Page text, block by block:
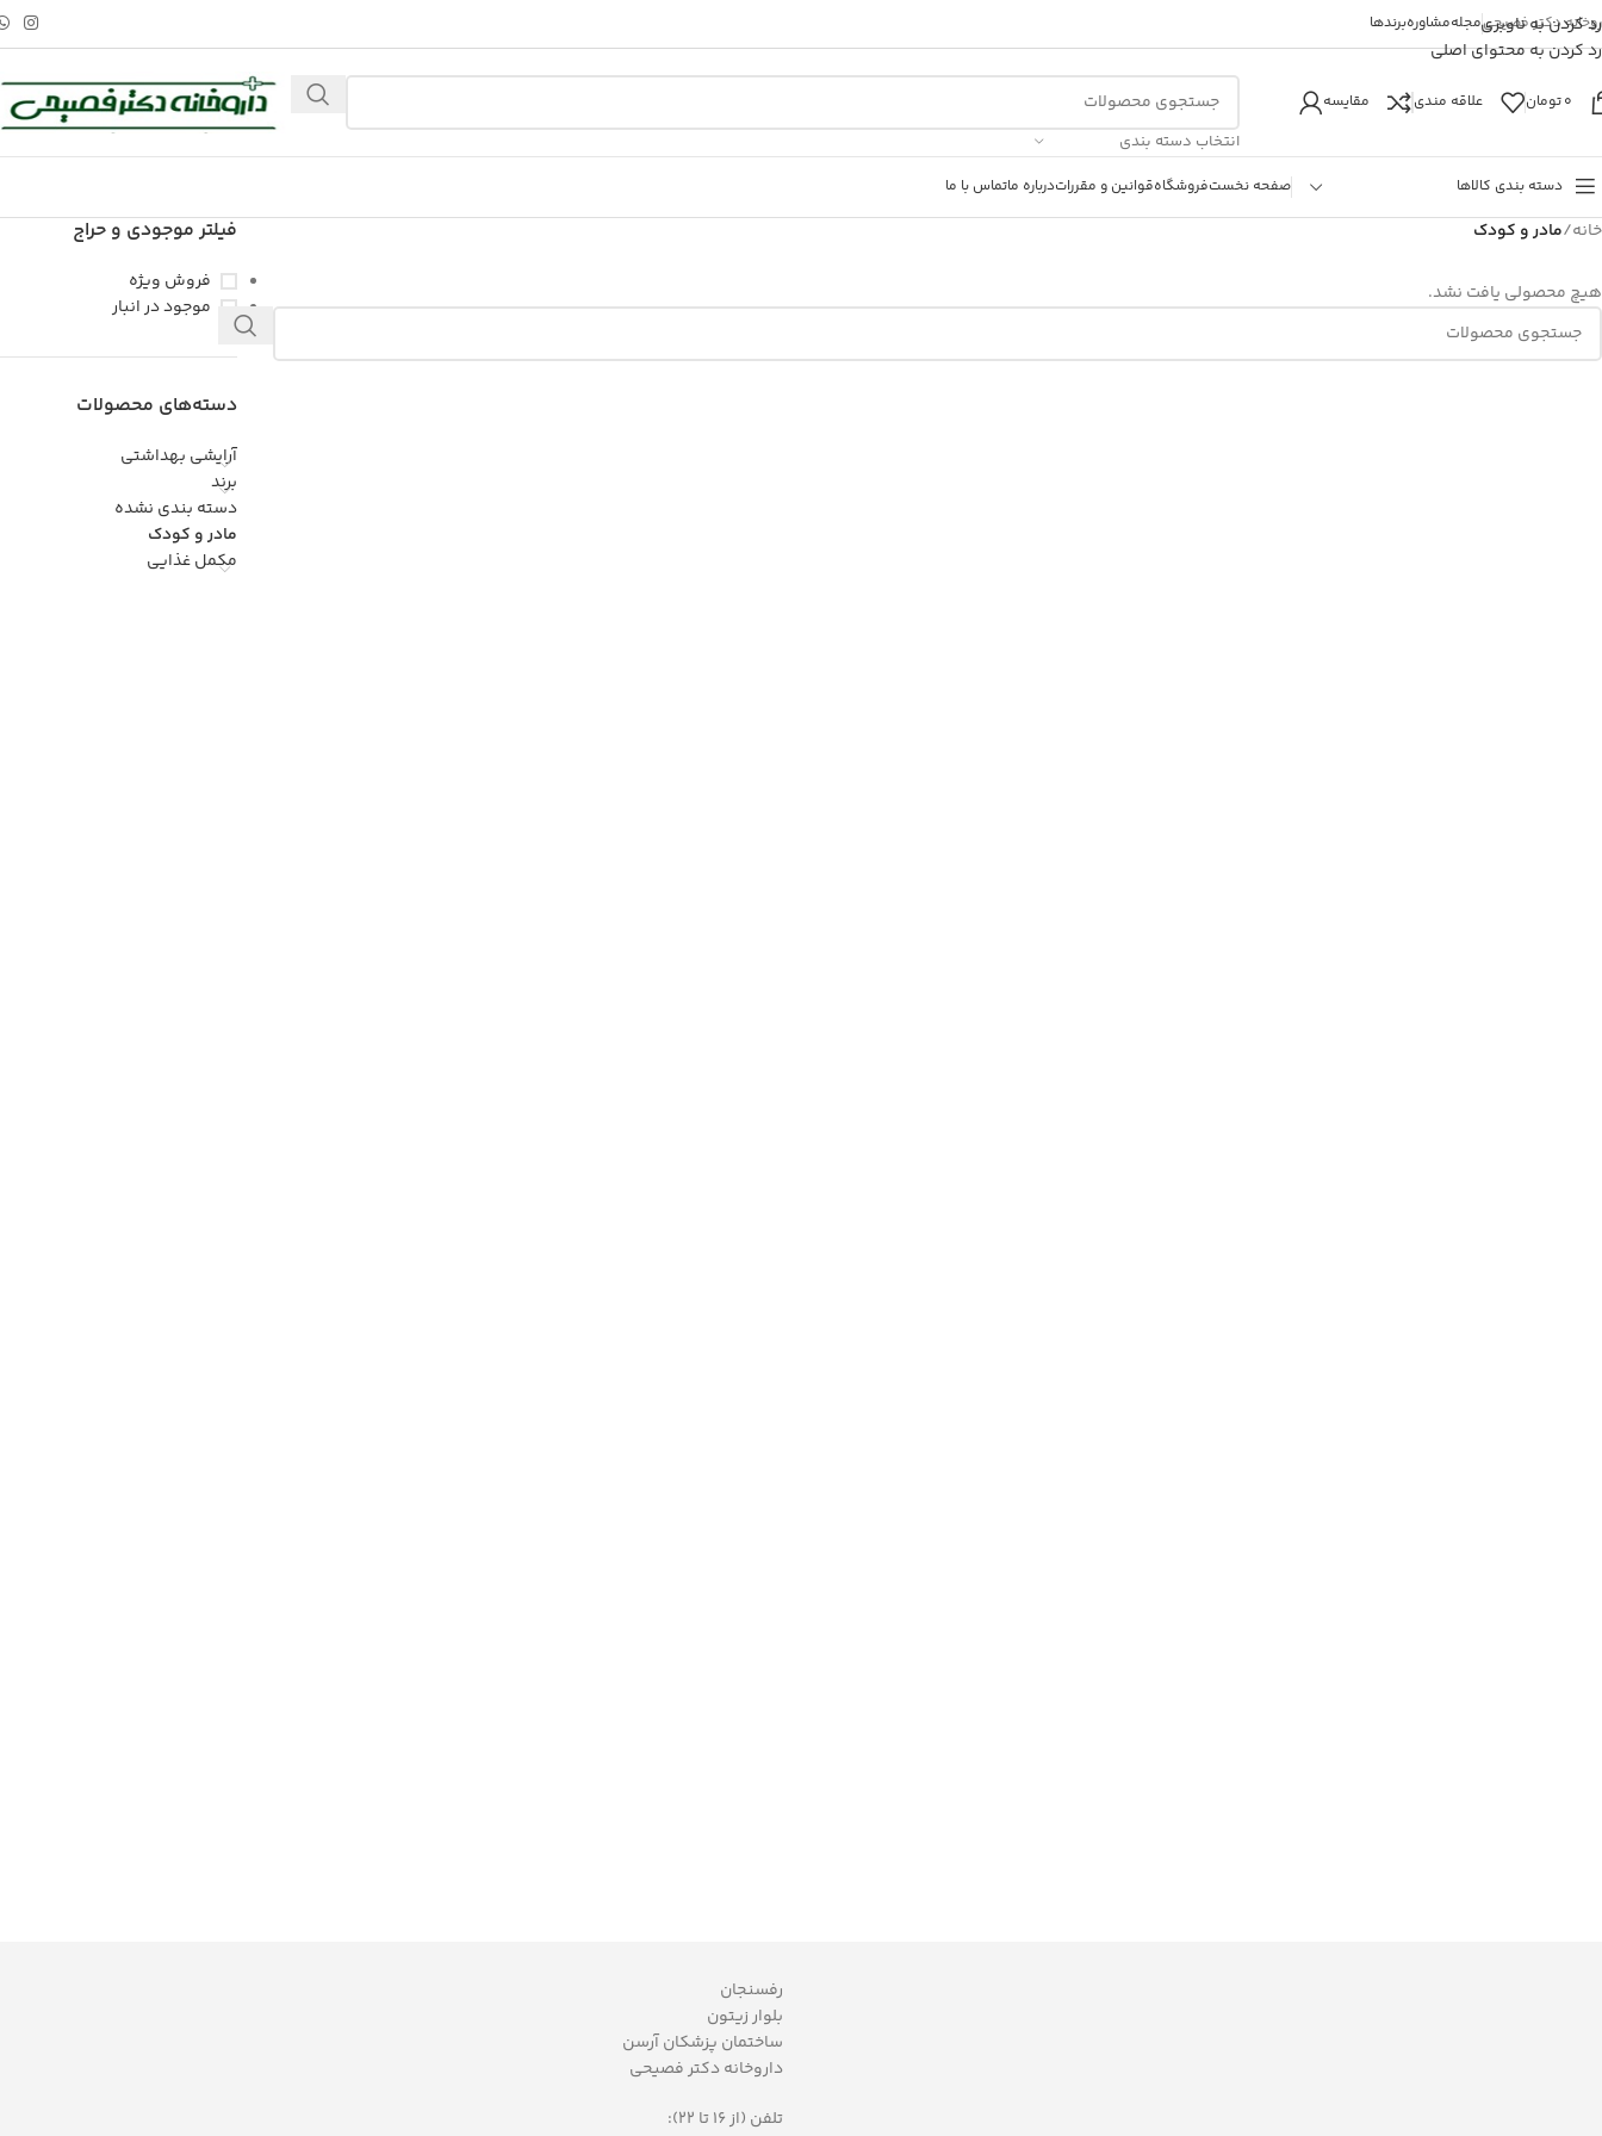
رد کردن به ناوبری
رد کردن به محتوای اصلی
دکتر فصیحیمجلهمشاورهبرندها
0تومان علاقه مندی مقایسه
انتخاب دسته بندی
دسته بندی کالاها صفحه نخستفروشگاهقوانین و مقرراتدرباره ماتماس با ما
خانه/مادر و کودک
هیچ محصولی یافت نشد.
فیلتر موجودی و حراج
فروش ویژه
موجود در انبار
دسته‌های محصولات
آرایشی بهداشتی
برند
دسته بندی نشده
مادر و کودک
مکمل غذایی
رفسنجان
بلوار زیتون
ساختمان پزشکان آرسن
داروخانه دکتر فصیحی
تلفن (از 16 تا 22):